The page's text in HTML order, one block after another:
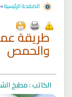
الصفحة الرئيسية»
طريقة
والحمص
الكاتب : مطبخ